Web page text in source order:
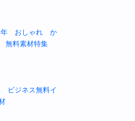
おしゃれ か
無料素材特集
ジネス無料イ